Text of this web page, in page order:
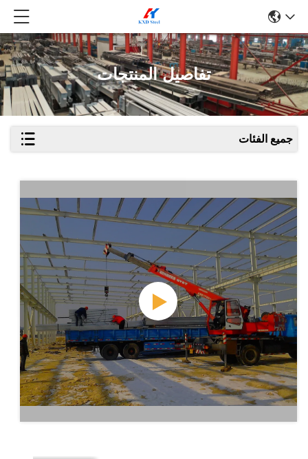
تفاصيل المنتجات
جميع الفئات